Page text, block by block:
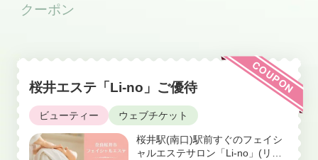
桜井エステ「Li-no」ご優待
ビューティー ウェブチケット
桜井駅(南口)駅前すぐのフェイシ
ャルエステサロン「Li-no」(リー
COUPON